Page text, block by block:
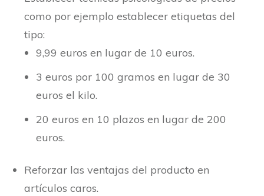
como por ejemplo establecer etiquetas del
tipo:
9,99 euros en lugar de 10 euros.
3 euros por 100 gramos en lugar de 30
euros el kilo.
20 euros en 10 plazos en lugar de 200
euros.
Reforzar las ventajas del producto en
artículos caros.